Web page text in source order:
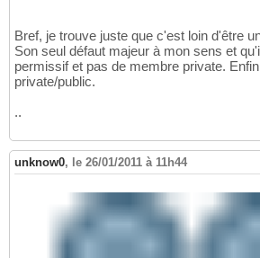
Bref, je trouve juste que c'est loin d'être
Son seul défaut majeur à mon sens et
permissif et pas de membre private.
private/public.
..
unknow0, le 26/01/2011 à 11h44